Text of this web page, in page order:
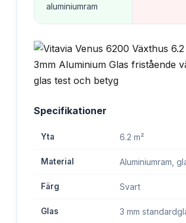
aluminiumram
Specifikationer
Yta 6.2 m²
Material Aluminiumram,
Färg Svart
Glas 3 mm